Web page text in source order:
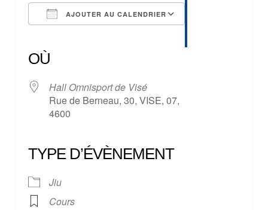
AJOUTER AU CALENDRIER
OÙ
Hall Omnisport de Visé
Rue de Berneau, 30, VISE, 07,
4600
TYPE D’ÉVÈNEMENT
Jiu
Cours